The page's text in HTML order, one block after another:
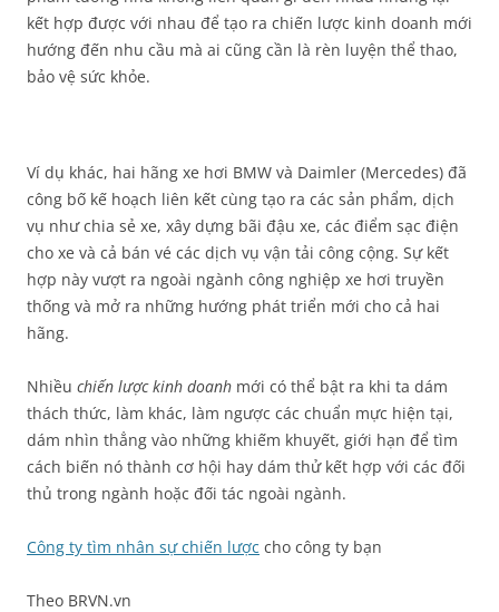
kết hợp được với nhau để tạo ra chiến lược kinh doanh mới
hướng đến nhu cầu mà ai cũng cần là rèn luyện thể thao,
bảo vệ sức khỏe.
Ví dụ khác, hai hãng xe hơi BMW và Daimler (Mercedes) đã
công bố kế hoạch liên kết cùng tạo ra các sản phẩm, dịch
vụ như chia sẻ xe, xây dựng bãi đậu xe, các điểm sạc điện
cho xe và cả bán vé các dịch vụ vận tải công cộng. Sự kết
hợp này vượt ra ngoài ngành công nghiệp xe hơi truyền
thống và mở ra những hướng phát triển mới cho cả hai
hãng.
Nhiều chiến lược kinh doanh mới có thể bật ra khi ta dám
thách thức, làm khác, làm ngược các chuẩn mực hiện tại,
dám nhìn thẳng vào những khiếm khuyết, giới hạn để tìm
cách biến nó thành cơ hội hay dám thử kết hợp với các đối
thủ trong ngành hoặc đối tác ngoài ngành.
Công ty tìm nhân sự chiến lược cho công ty bạn
Theo BRVN.vn